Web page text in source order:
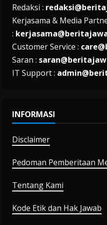
Redaksi :
Kerjasama & Media
:
Customer Service :
Saran :
IT Support :
INFORMASI
Disclaimer
Pedoman Pemberitaan
Tentang Kami
Kode Etik dan Hak Jawab